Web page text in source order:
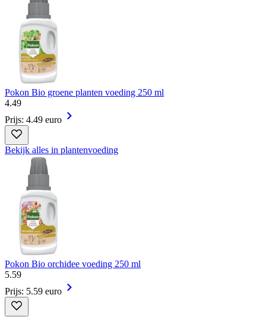
Pokon Bio groene planten voeding 250 ml
4.49
Prijs: 4.49 euro
Bekijk alles in plantenvoeding
Pokon Bio orchidee voeding 250 ml
5.59
Prijs: 5.59 euro